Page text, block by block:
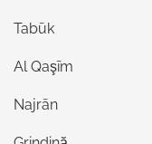
Tabūk
Al Qaşīm
Najrān